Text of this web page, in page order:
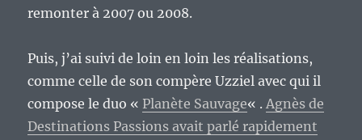
remonter à 2007 ou 2008.
Puis, j’ai suivi de loin en loin les réalisations,
comme celle de son compère Uzziel avec qui il
compose le duo « Planète Sauvage« .Agnès de
Destinations Passions avait parlé rapidement